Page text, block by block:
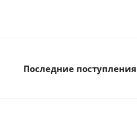
Последние поступления